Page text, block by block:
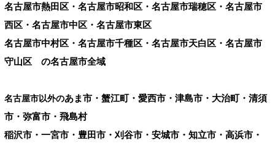
名古屋市熱田区・名古屋市昭和区・名古屋市瑞穂区・名古屋市
西区・名古屋市中区・名古屋市東区
名古屋市中村区・名古屋市千種区・名古屋市天白区・名古屋市
守山区 の名古屋市全域
名古屋市以外のあま市・蟹江町・愛西市・津島市・大治町・清須
市・弥富市・飛島村
稲沢市・一宮市・豊田市・刈谷市・安城市・知立市・高浜市・